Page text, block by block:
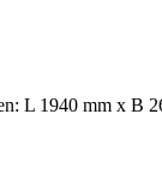
L 1940 mm x B